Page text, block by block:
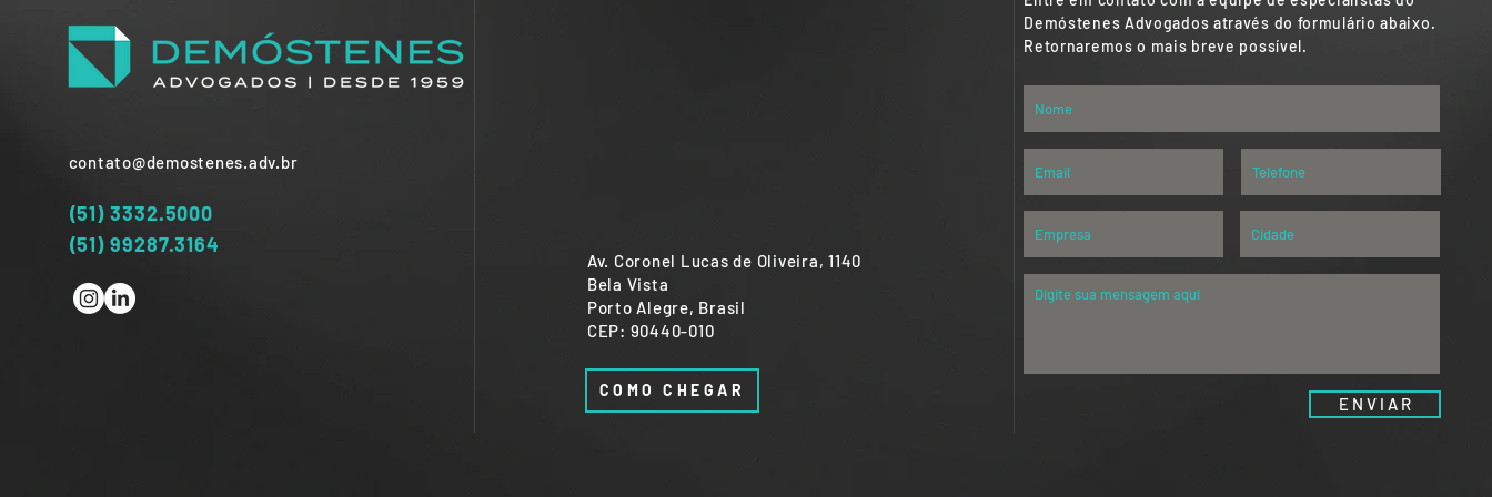
contato@demostenes.adv.br
(51) 3332.5000
(51) 99287.3164
Av. Coronel Lucas de Oliveira, 1140
Bela Vista
Porto Alegre, Brasil
CEP: 90440-010
COMO CHEGAR
Demóstenes Advogados através do formulário abaixo.
Retornaremos o mais breve possível.
E N V I A R